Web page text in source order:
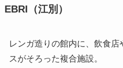
EBRI（江別）
レンガ造りの館内に、飲食
スがそろった複合施設。